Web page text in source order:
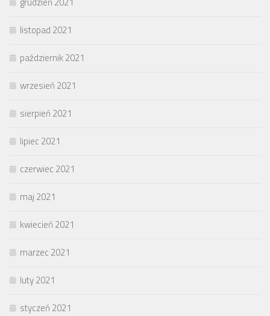
listopad 2021
październik 2021
wrzesień 2021
sierpień 2021
lipiec 2021
czerwiec 2021
maj 2021
kwiecień 2021
marzec 2021
luty 2021
styczeń 2021